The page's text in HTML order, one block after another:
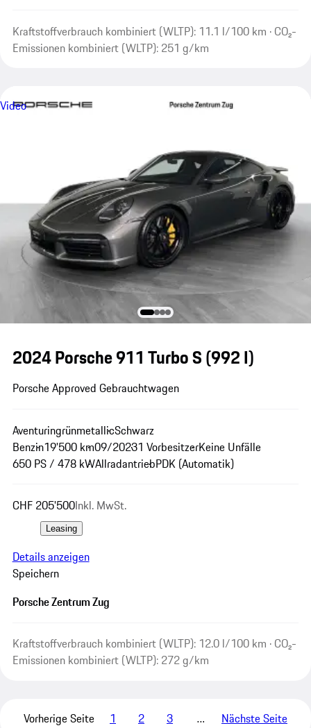
Kraftstoffverbrauch kombiniert (WLTP): 11.1 l/100 km · CO₂-
Emissionen kombiniert (WLTP): 251 g/km
Video
2024 Porsche 911 Turbo S(992 I)
Porsche Approved Gebrauchtwagen
AventuringrünmetallicSchwarz
Benzin19'500 km09/20231 VorbesitzerKeine Unfälle
650 PS / 478 kWAllradantriebPDK (Automatik)
CHF 205'500Inkl. MwSt.
Leasing
Details anzeigen
Speichern
Porsche Zentrum Zug
Kraftstoffverbrauch kombiniert (WLTP): 12.0 l/100 km · CO₂-
Emissionen kombiniert (WLTP): 272 g/km
Vorherige Seite 1 2 3 … Nächste Seite